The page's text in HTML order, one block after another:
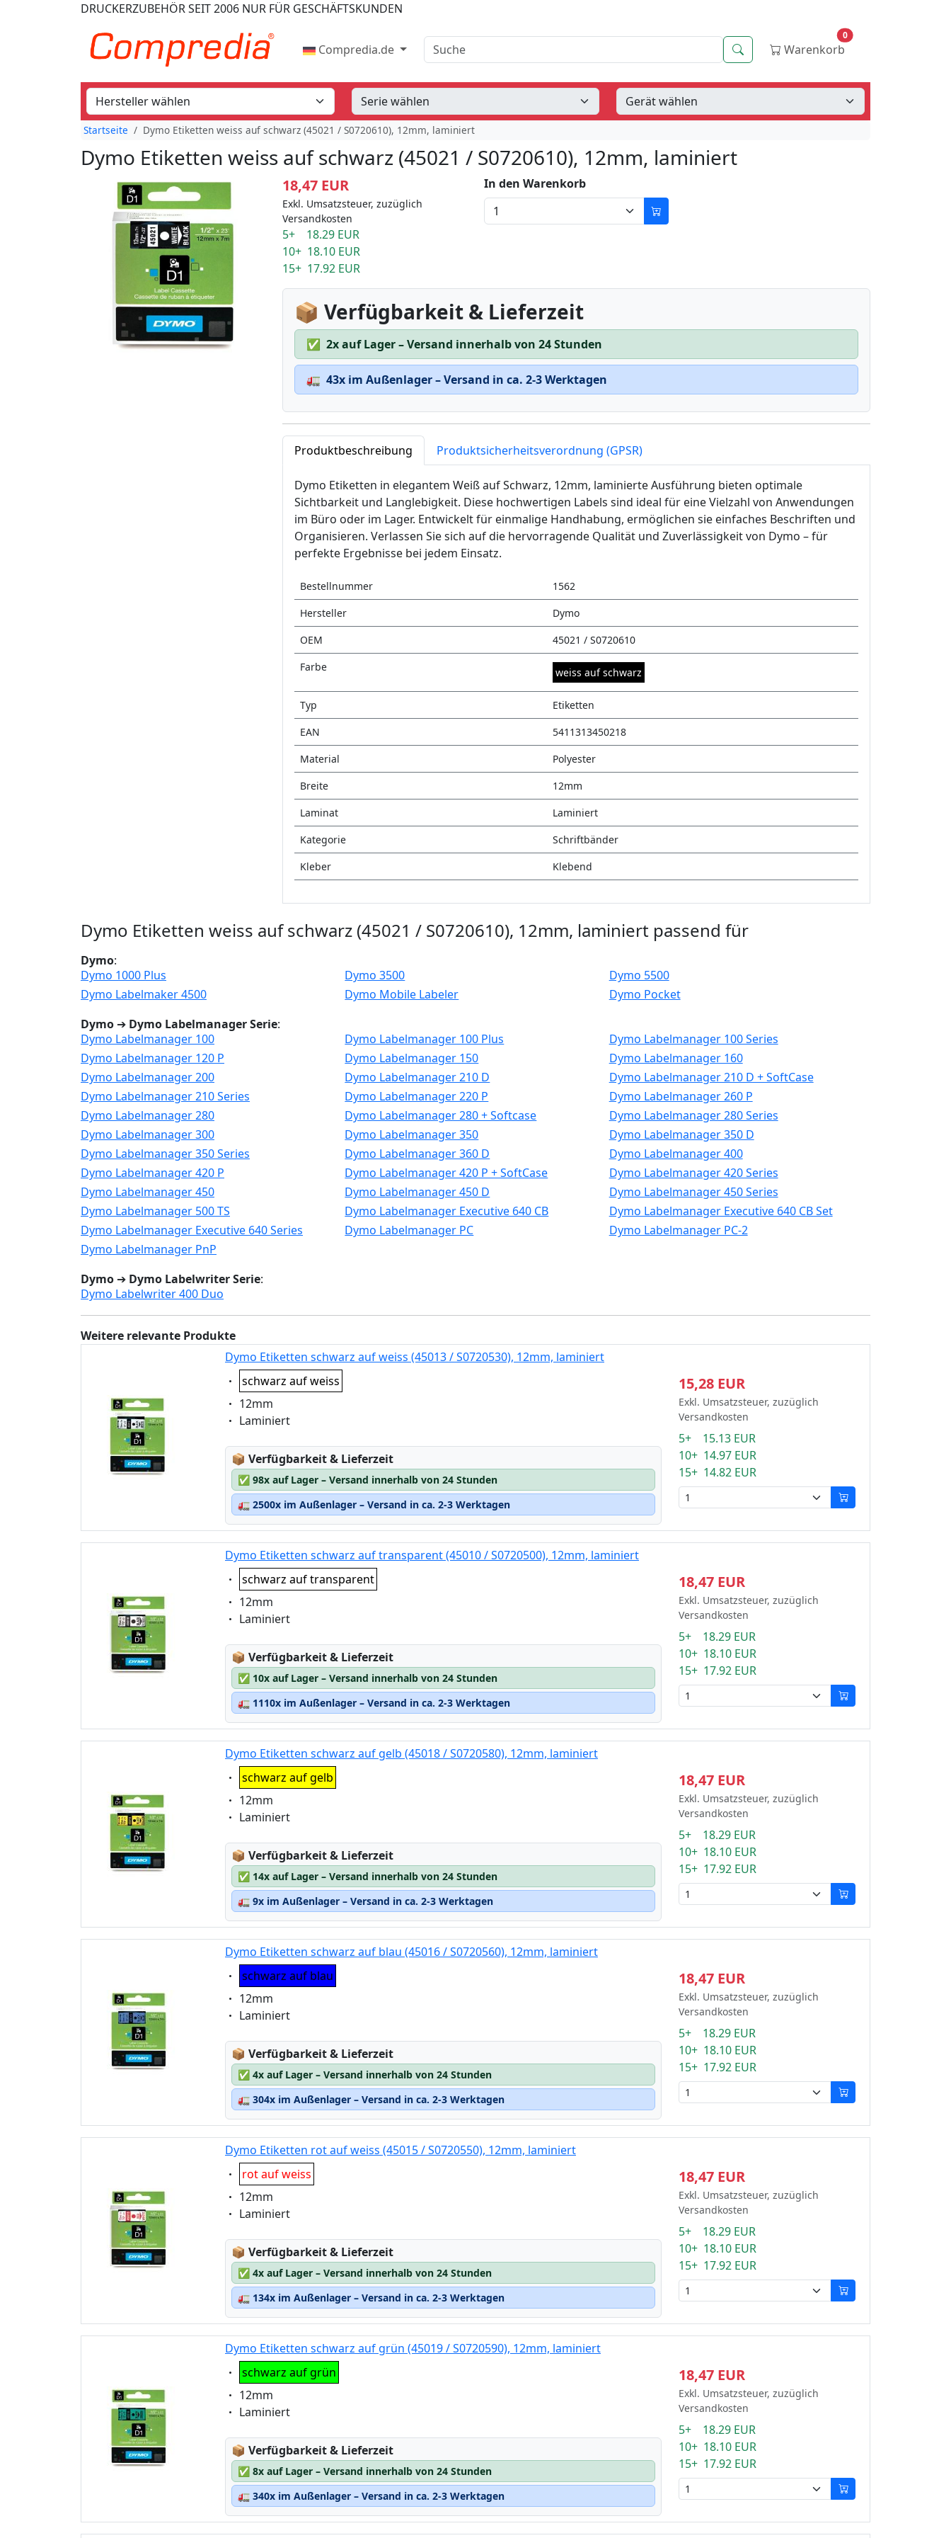
DRUCKERZUBEHÖRSEIT 2006 NUR FÜR GESCHÄFTSKUNDEN
Compredia.de Suche Suche Warenkorb
0
Startseite Dymo Etiketten weiss auf schwarz (45021 / S0720610), 12mm, laminiert
Dymo Etiketten weiss auf schwarz (45021 / S0720610), 12mm, laminiert
18,47 EUR
Exkl. Umsatzsteuer, zuzüglich
Versandkosten
5+ 18.29 EUR
10+ 18.10 EUR
15+ 17.92 EUR
In den Warenkorb
📦 Verfügbarkeit & Lieferzeit
✅ 2x auf Lager – Versand innerhalb von 24 Stunden
🚛 43x im Außenlager – Versand in ca. 2-3 Werktagen
Produktbeschreibung Produktsicherheitsverordnung (GPSR)
Dymo Etiketten in elegantem Weiß auf Schwarz, 12mm, laminierte Ausführung bieten optimale
Sichtbarkeit und Langlebigkeit. Diese hochwertigen Labels sind ideal für eine Vielzahl von Anwendungen
im Büro oder im Lager. Entwickelt für einmalige Handhabung, ermöglichen sie einfaches Beschriften und
Organisieren. Verlassen Sie sich auf die hervorragende Qualität und Zuverlässigkeit von Dymo – für
perfekte Ergebnisse bei jedem Einsatz.
Bestellnummer
1562
Hersteller
Dymo
OEM
45021 / S0720610
Farbe
weiss auf schwarz
Typ
Etiketten
EAN
5411313450218
Material
Polyester
Breite
12mm
Laminat
Laminiert
Kategorie
Schriftbänder
Kleber
Klebend
Dymo Etiketten weiss auf schwarz (45021 / S0720610), 12mm, laminiert passend für
Dymo:
Dymo 1000 Plus
Dymo 3500
Dymo 5500
Dymo Labelmaker 4500
Dymo Mobile Labeler
Dymo Pocket
Dymo ➔ Dymo Labelmanager Serie:
Dymo Labelmanager 100
Dymo Labelmanager 100 Plus
Dymo Labelmanager 100 Series
Dymo Labelmanager 120 P
Dymo Labelmanager 150
Dymo Labelmanager 160
Dymo Labelmanager 200
Dymo Labelmanager 210 D
Dymo Labelmanager 210 D + SoftCase
Dymo Labelmanager 210 Series
Dymo Labelmanager 220 P
Dymo Labelmanager 260 P
Dymo Labelmanager 280
Dymo Labelmanager 280 + Softcase
Dymo Labelmanager 280 Series
Dymo Labelmanager 300
Dymo Labelmanager 350
Dymo Labelmanager 350 D
Dymo Labelmanager 350 Series
Dymo Labelmanager 360 D
Dymo Labelmanager 400
Dymo Labelmanager 420 P
Dymo Labelmanager 420 P + SoftCase
Dymo Labelmanager 420 Series
Dymo Labelmanager 450
Dymo Labelmanager 450 D
Dymo Labelmanager 450 Series
Dymo Labelmanager 500 TS
Dymo Labelmanager Executive 640 CB
Dymo Labelmanager Executive 640 CB Set
Dymo Labelmanager Executive 640 Series
Dymo Labelmanager PC
Dymo Labelmanager PC-2
Dymo Labelmanager PnP
Dymo ➔ Dymo Labelwriter Serie:
Dymo Labelwriter 400 Duo
Weitere relevante Produkte
Dymo Etiketten schwarz auf weiss (45013 / S0720530), 12mm, laminiert
Eigenschaft:
schwarz auf weiss
Eigenschaft:
12mm
Eigenschaft:
Laminiert
📦 Lagerstatus:
Verfügbarkeit & Lieferzeit
✅ 98x auf Lager – Versand innerhalb von 24 Stunden
🚛 2500x im Außenlager – Versand in ca. 2-3 Werktagen
15,28 EUR
Exkl. Umsatzsteuer, zuzüglich
Versandkosten
5+ 15.13 EUR
10+ 14.97 EUR
15+ 14.82 EUR
Dymo Etiketten schwarz auf transparent (45010 / S0720500), 12mm, laminiert
Eigenschaft:
schwarz auf transparent
Eigenschaft:
12mm
Eigenschaft:
Laminiert
📦 Lagerstatus:
Verfügbarkeit & Lieferzeit
✅ 10x auf Lager – Versand innerhalb von 24 Stunden
🚛 1110x im Außenlager – Versand in ca. 2-3 Werktagen
18,47 EUR
Exkl. Umsatzsteuer, zuzüglich
Versandkosten
5+ 18.29 EUR
10+ 18.10 EUR
15+ 17.92 EUR
Dymo Etiketten schwarz auf gelb (45018 / S0720580), 12mm, laminiert
Eigenschaft:
schwarz auf gelb
Eigenschaft:
12mm
Eigenschaft:
Laminiert
📦 Lagerstatus:
Verfügbarkeit & Lieferzeit
✅ 14x auf Lager – Versand innerhalb von 24 Stunden
🚛 9x im Außenlager – Versand in ca. 2-3 Werktagen
18,47 EUR
Exkl. Umsatzsteuer, zuzüglich
Versandkosten
5+ 18.29 EUR
10+ 18.10 EUR
15+ 17.92 EUR
Dymo Etiketten schwarz auf blau (45016 / S0720560), 12mm, laminiert
Eigenschaft:
schwarz auf blau
Eigenschaft:
12mm
Eigenschaft:
Laminiert
📦 Lagerstatus:
Verfügbarkeit & Lieferzeit
✅ 4x auf Lager – Versand innerhalb von 24 Stunden
🚛 304x im Außenlager – Versand in ca. 2-3 Werktagen
18,47 EUR
Exkl. Umsatzsteuer, zuzüglich
Versandkosten
5+ 18.29 EUR
10+ 18.10 EUR
15+ 17.92 EUR
Dymo Etiketten rot auf weiss (45015 / S0720550), 12mm, laminiert
Eigenschaft:
rot auf weiss
Eigenschaft:
12mm
Eigenschaft:
Laminiert
📦 Lagerstatus:
Verfügbarkeit & Lieferzeit
✅ 4x auf Lager – Versand innerhalb von 24 Stunden
🚛 134x im Außenlager – Versand in ca. 2-3 Werktagen
18,47 EUR
Exkl. Umsatzsteuer, zuzüglich
Versandkosten
5+ 18.29 EUR
10+ 18.10 EUR
15+ 17.92 EUR
Dymo Etiketten schwarz auf grün (45019 / S0720590), 12mm, laminiert
Eigenschaft:
schwarz auf grün
Eigenschaft:
12mm
Eigenschaft:
Laminiert
📦 Lagerstatus:
Verfügbarkeit & Lieferzeit
✅ 8x auf Lager – Versand innerhalb von 24 Stunden
🚛 340x im Außenlager – Versand in ca. 2-3 Werktagen
18,47 EUR
Exkl. Umsatzsteuer, zuzüglich
Versandkosten
5+ 18.29 EUR
10+ 18.10 EUR
15+ 17.92 EUR